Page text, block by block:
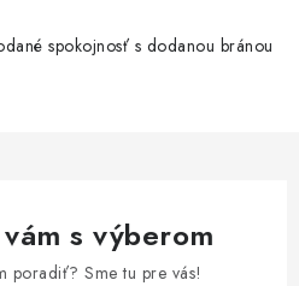
spokojnosť s dodanou bránou
s výberom
poradiť? Sme tu pre vás!